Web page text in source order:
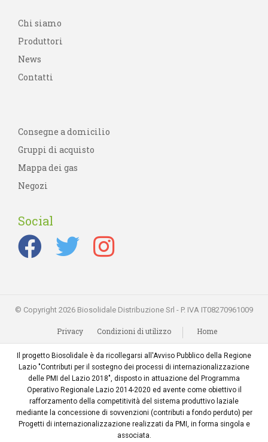
Chi siamo
Produttori
News
Contatti
Consegne a domicilio
Gruppi di acquisto
Mappa dei gas
Negozi
Social
© Copyright 2026 Biosolidale Distribuzione Srl - P. IVA IT08270961009
Privacy Condizioni di utilizzo Home
Il progetto Biosolidale è da ricollegarsi all'Avviso Pubblico della Regione
Lazio "Contributi per il sostegno dei processi di internazionalizzazione
delle PMI del Lazio 2018", disposto in attuazione del Programma
Operativo Regionale Lazio 2014-2020 ed avente come obiettivo il
rafforzamento della competitività del sistema produttivo laziale
mediante la concessione di sovvenzioni (contributi a fondo perduto) per
Progetti di internazionalizzazione realizzati da PMI, in forma singola e
associata.